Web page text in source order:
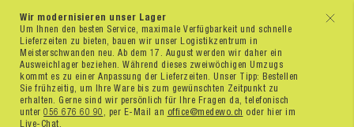
x
Wir modernisieren unser Lager
Um Ihnen den besten Service, maximale Verfügbarkeit und schnelle
Lieferzeiten zu bieten, bauen wir unser Logistikzentrum in
Meisterschwanden neu. Ab dem 17. August werden wir daher ein
Ausweichlager beziehen. Während dieses zweiwöchigen Umzugs
kommt es zu einer Anpassung der Lieferzeiten. Unser Tipp: Bestellen
Sie frühzeitig, um Ihre Ware bis zum gewünschten Zeitpunkt zu
erhalten. Gerne sind wir persönlich für Ihre Fragen da, telefonisch
unter 056 676 60 90 , per E-Mail an office@medewo.ch oder hier im
Live-Chat.